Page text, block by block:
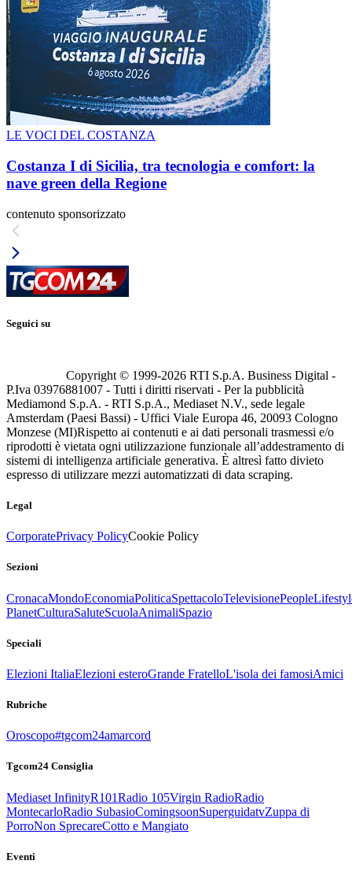
LE VOCI DEL COSTANZA
Costanza I di Sicilia, tra tecnologia e comfort: la
nave green della Regione
contenuto sponsorizzato
Seguici su
Copyright © 1999-2026 RTI S.p.A. Business Digital -
P.Iva 03976881007 - Tutti i diritti riservati - Per la pubblicità
Mediamond S.p.A. - RTI S.p.A., Mediaset N.V., sede legale
Amsterdam (Paesi Bassi) - Uffici Viale Europa 46, 20093 Cologno
Monzese (MI)Rispetto ai contenuti e ai dati personali trasmessi e/o
riprodotti è vietata ogni utilizzazione funzionale all’addestramento di
sistemi di intelligenza artificiale generativa. È altresì fatto divieto
espresso di utilizzare mezzi automatizzati di data scraping.
Legal
CorporatePrivacy PolicyCookie Policy
Sezioni
CronacaMondoEconomiaPoliticaSpettacoloTelevisionePeople
PlanetCulturaSaluteScuolaAnimaliSpazio
Speciali
Elezioni ItaliaElezioni esteroGrande FratelloL'isola dei famosiAmici
Rubriche
Oroscopo#tgcom24amarcord
Tgcom24 Consiglia
Mediaset InfinityR101Radio 105Virgin RadioRadio
MontecarloRadio SubasioComingsoonSuperguidatvZuppa di
PorroNon SprecareCotto e Mangiato
Eventi